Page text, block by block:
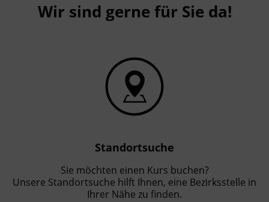
Personen der Zielgruppenbeschreibung
folgende technische Voraussetzungen
gute PC-Anwenderkenntnisse
stabile Internetverbindung
in der Erwachsenenbildung (im
Anschluss an den Lehrgang) sind
folgende Voraussetzungen notwendig:
abgeschlossene Berufsausbildung,
Wir sind gerne für Sie da!
Standortsuche
Sie möchten einen Kurs buchen?
Unsere Standortsuche hilft Ihnen, eine Bezirksstelle in
Ihrer Nähe zu finden.